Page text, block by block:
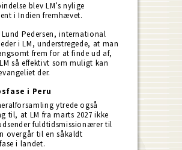
blev LM’s nylige
i Indien fremhævet.
Pedersen, international
i LM, understregede, at man
frem for at finde ud af,
så effektivt som muligt kan
der.
i Peru
ytrede også
til, at LM fra marts 2027 ikke
fuldtidsmissionærer til
overgår til en såkaldt
i landet.